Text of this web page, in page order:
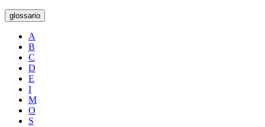
glossario
A
B
C
D
E
I
M
O
S